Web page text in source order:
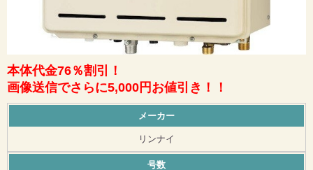
本体代金76％割引！
画像送信でさらに5,000円お値引き！！
メーカー
リンナイ
号数